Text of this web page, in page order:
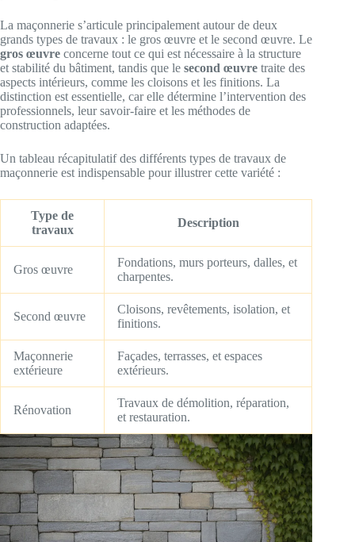
La maçonnerie s’articule principalement autour de deux
grands types de travaux : le gros œuvre et le second œuvre. Le
gros œuvre concerne tout ce qui est nécessaire à la structure
et stabilité du bâtiment, tandis que le second œuvre traite des
aspects intérieurs, comme les cloisons et les finitions. La
distinction est essentielle, car elle détermine l’intervention des
professionnels, leur savoir-faire et les méthodes de
construction adaptées.
Un tableau récapitulatif des différents types de travaux de
maçonnerie est indispensable pour illustrer cette variété :
Type de
travaux
Description
Gros œuvre
Fondations, murs porteurs, dalles, et
charpentes.
Second œuvre
Cloisons, revêtements, isolation, et
finitions.
Maçonnerie
extérieure
Façades, terrasses, et espaces
extérieurs.
Rénovation
Travaux de démolition, réparation,
et restauration.